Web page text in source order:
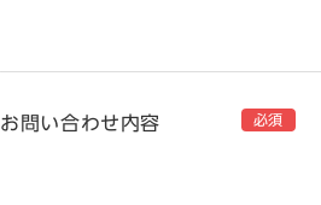
お問い合わせ内容 必須